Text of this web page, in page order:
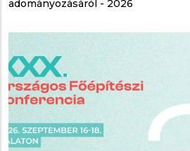
adományozásáról - 2026